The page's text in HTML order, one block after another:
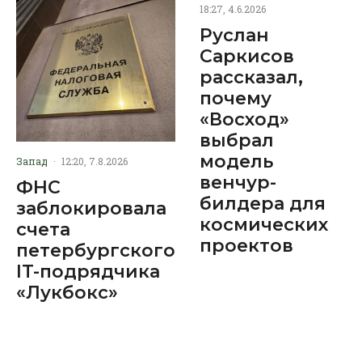
Запад · 12:20, 7.8.2026
ФНС
заблокировала
счета
петербургского
IT-подрядчика
«Лукбокс»
18:27, 4.6.2026
Руслан
Саркисов
рассказал,
почему
«Восход»
выбрал
модель
венчур-
билдера для
космических
проектов